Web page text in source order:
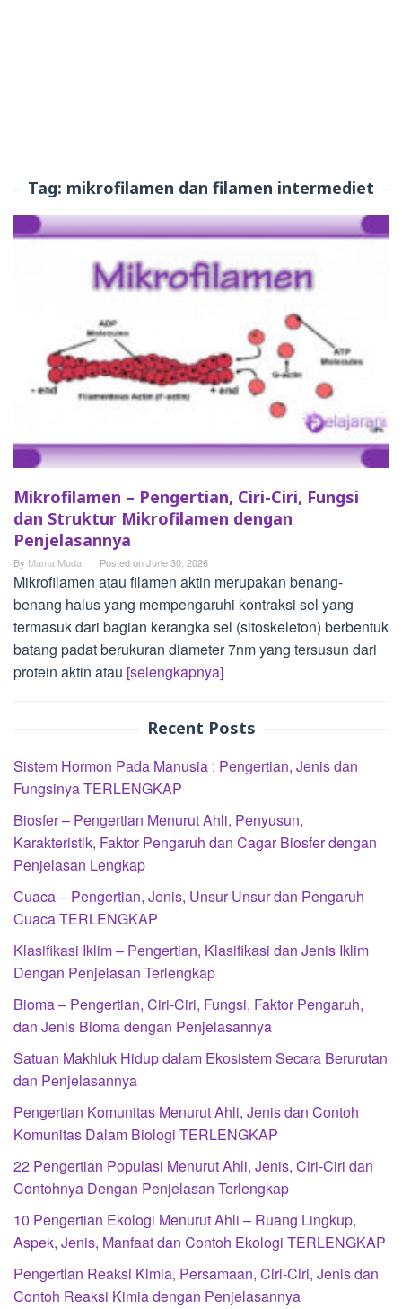
Tag: mikrofilamen dan filamen intermediet
Mikrofilamen – Pengertian, Ciri-Ciri, Fungsi
dan Struktur Mikrofilamen dengan
Penjelasannya
By Mama Muda Posted onJune 30, 2026
Mikrofilamen atau filamen aktin merupakan benang-
benang halus yang mempengaruhi kontraksi sel yang
termasuk dari bagian kerangka sel (sitoskeleton) berbentuk
batang padat berukuran diameter 7nm yang tersusun dari
protein aktin atau [selengkapnya]
Recent Posts
Sistem Hormon Pada Manusia : Pengertian, Jenis dan
Fungsinya TERLENGKAP
Biosfer – Pengertian Menurut Ahli, Penyusun,
Karakteristik, Faktor Pengaruh dan Cagar Biosfer dengan
Penjelasan Lengkap
Cuaca – Pengertian, Jenis, Unsur-Unsur dan Pengaruh
Cuaca TERLENGKAP
Klasifikasi Iklim – Pengertian, Klasifikasi dan Jenis Iklim
Dengan Penjelasan Terlengkap
Bioma – Pengertian, Ciri-Ciri, Fungsi, Faktor Pengaruh,
dan Jenis Bioma dengan Penjelasannya
Satuan Makhluk Hidup dalam Ekosistem Secara Berurutan
dan Penjelasannya
Pengertian Komunitas Menurut Ahli, Jenis dan Contoh
Komunitas Dalam Biologi TERLENGKAP
22 Pengertian Populasi Menurut Ahli, Jenis, Ciri-Ciri dan
Contohnya Dengan Penjelasan Terlengkap
10 Pengertian Ekologi Menurut Ahli – Ruang Lingkup,
Aspek, Jenis, Manfaat dan Contoh Ekologi TERLENGKAP
Pengertian Reaksi Kimia, Persamaan, Ciri-Ciri, Jenis dan
Contoh Reaksi Kimia dengan Penjelasannya